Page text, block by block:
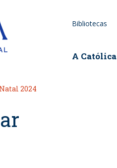
Back to homepageBibliotecas
A Católica
2024